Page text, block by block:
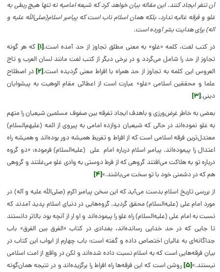
آن تنفر ایجاد کنند. این مقاله بیان خواهد کرد که شیعه امامیه نه تنها هیچ ربطی به
غلو و فرقه غالیه ندارد، بلکه همان اسلام ناب است که پیامبر اسلام(صلی‌الله علیه و
آله) برای هدایت بشر آورده است.
در کتب لغت، کلمه‌ «غلو» به معنی مطلق تجاوز از حد آمده است.[۱] که هر گونه
تجاوز از حد را شامل می‌گردد و در برخی دیگر از کتب لغت مانند لسان العرب و تاج
العروس این کلمه به تجاوز از حد همراه با افراط معنی گردیده است.[۲] در اصطلاح
علما و محققین اسلامی «غلو» عبارت است از اعطائی مقام الوهیت به پیشوایان
دینی.[۳]
بعضی به خاطر غرض‌ورزی و باهدف ایجاد تفرقه بین صفوف مسلمین شیعیان را متهم
به غلو نموده‌اند در حالی که شیعیان دوازده امامی به پیروی از ائمه (علیهم‌السلام)
معتدل‌ترین فرقه اسلامی است که از افراط و تفریط همیشه دور بوده‌اند و همیشه راه
اعتدال را پیموده‌اند. پیامبر اسلام درباره امام علی (علیه‌السلام) فرموده: «دو گروه
درباره تو به هلاکت می‌افتند گروهی که از فرط دوستی به وادی غلو می‌‌‌غلتند و گروهی
هم که در دشمنی خود با تو سخت می‌باشند.»[۴]
از بررسی تاریخ اسلام بدست می‌آید که این سخن پیامبر اکرم (صلی‌الله علیه و آله) در
مورد امام علی (علیه‌السلام) محقق گردید. گروه‌هایی در دنیای اسلام پدید آمدند که
نسبت به امام علی (علیه‌السلام) راه غلو را پیموده‌اند و او ار از آنچه بود بالاتر دانستند
تا جایی که در حد خدایی رسانده‌اند، بغدادی در کتاب «الفرق بین الفرق» باب
جداگانه‌ای به غالیان اختصاص داده‌ و گفته است: باب چهارم از ابواب این کتاب در
بیان فرقه‌هایی است که به اسلام نسبت داده شده‌اند و لکن در واقع از امت اسلامی
نیستند.»[۵]
روشن است که این فرقه‌ها راه افراط را برگزیده‌اند و در نتیجه همان‌گونه